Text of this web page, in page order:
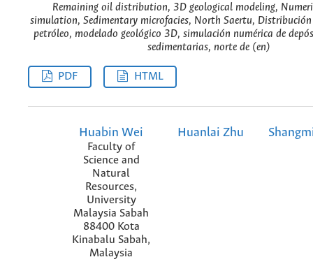
Remaining oil distribution, 3D geological modeling,
simulation, Sedimentary microfacies, North Saertu, Distribución
petróleo, modelado geológico 3D, simulación numérica de
sedimentarias, norte de (en)
PDF HTML
Huabin Wei
Faculty of
Science and
Natural
Resources,
University
Malaysia Sabah
88400 Kota
Kinabalu Sabah,
Malaysia
Huanlai Zhu